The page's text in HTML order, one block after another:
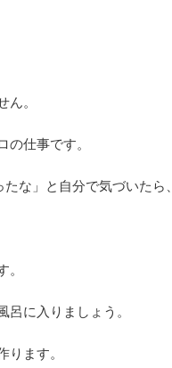
。
の仕事です。
な」と自分で気づいたら、
。
に入りましょう。
ます。